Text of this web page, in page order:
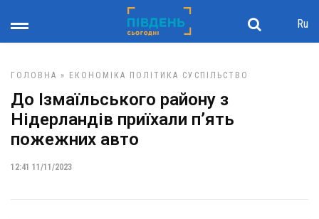
Ru
ГОЛОВНА » ЕКОНОМІКА ПОЛІТИКА СУСПІЛЬСТВО
До Ізмаїльського району з
Нідерландів приїхали п’ять
пожежних авто
12:41 11/11/2023